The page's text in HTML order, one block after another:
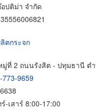
ปติม่า จำกัด
ตกระจก
มู่ที่ 2 ถนนรังสิต - ปทุมธานี ต
773-9659
-เสาร์ 8:00-17:00